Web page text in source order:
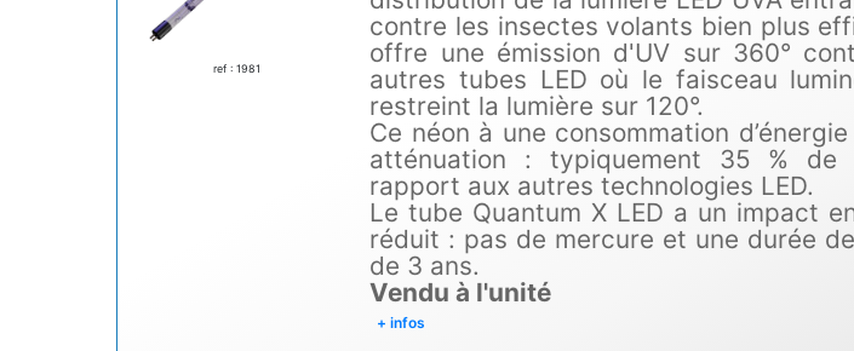
ref : 1981
contre les insectes volants bien plus
offre une émission d'UV sur 360°
autres tubes LED où le faisceau
restreint la lumière sur 120°.
Ce néon à une consommation
atténuation : typiquement 35 % de
rapport aux autres technologies LED.
Le tube Quantum X LED a un impact
réduit : pas de mercure et une durée
de 3 ans.
Vendu à l'unité
+ infos